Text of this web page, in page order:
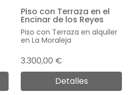
Piso con Terraza en el
Encinar de los Reyes
Piso con Terraza en alquiler
en La Moraleja
3.300,00 €
Detalles